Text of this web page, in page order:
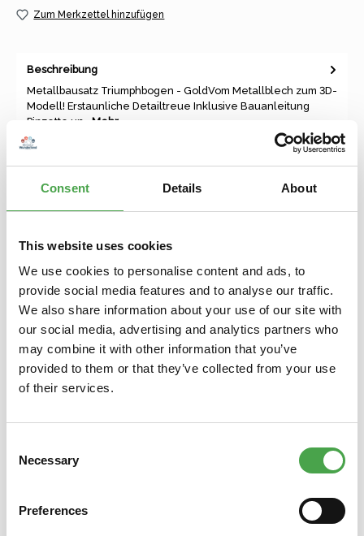
Consent Details About
This website uses cookies
We use cookies to personalise content and ads, to
provide social media features and to analyse our traffic.
We also share information about your use of our site with
our social media, advertising and analytics partners who
may combine it with other information that you’ve
provided to them or that they’ve collected from your use
of their services.
Selection
Necessary
Preferences
Zum Merkzettel hinzufügen
Beschreibung
Metallbausatz Triumphbogen - GoldVom Metallblech zum 3D-
Modell! Erstaunliche Detailtreue Inklusive Bauanleitung
Pinzette un… Mehr
Produktgalerie überspringen
Das könnte Ihnen auch gefallen